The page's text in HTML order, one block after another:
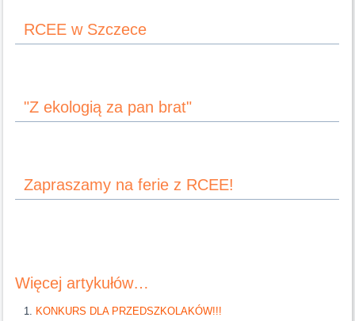
RCEE w Szczece
"Z ekologią za pan brat"
Zapraszamy na ferie z RCEE!
Więcej artykułów…
KONKURS DLA PRZEDSZKOLAKÓW!!!